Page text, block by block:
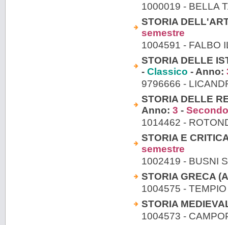
1000019 - BELLA
STORIA
semestre
1004591 - FALBO
STORIA DELLE
- Classico - Anno:
9796666 -
STORIA DELLE
Anno: 3 -
1014462 -
STORIA E
semestre
1002419 - BUSNI
STORIA GRECA
1004575 -
STORIA
1004573 -